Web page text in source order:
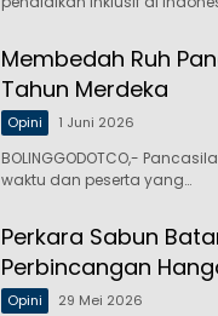
Membedah Ruh
Tahun Merdeka
Opini 1 Juni 2026
BOLINGGODOTCO,-
waktu dan peserta yang…
Perkara Sabun
Perbincangan
Opini 29 Mei 2026